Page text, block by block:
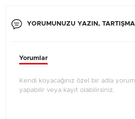
YORUMUNUZU YAZIN,
Yorumlar
Kendi koyacağınız özel bir adla
yapabilir veya kayıt olabilirsiniz.